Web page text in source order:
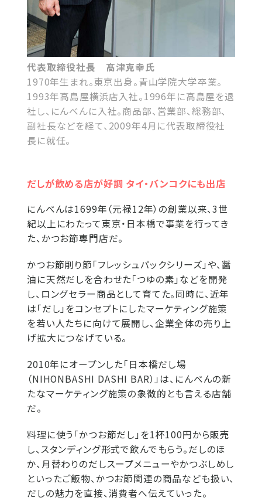
代表取締役社長 髙津克幸氏
1970年生まれ。東京出身。青山学院大学卒業。
1993年高島屋横浜店入社。1996年に高島屋を退
社し、にんべんに入社。商品部、営業部、総務部、
副社長などを経て、2009年4月に代表取締役社
長に就任。
だしが飲める店が好調 タイ・バンコクにも出店
にんべんは1699年（元禄12年）の創業以来、3世
紀以上にわたって東京・日本橋で事業を行ってき
た、かつお節専門店だ。
かつお節削り節「フレッシュパックシリーズ」や、醤
油に天然だしを合わせた「つゆの素」などを開発
し、ロングセラー商品として育てた。同時に、近年
は「だし」をコンセプトにしたマーケティング施策
を若い人たちに向けて展開し、企業全体の売り上
げ拡大につなげている。
2010年にオープンした「日本橋だし場
（NIHONBASHI DASHI BAR）」は、にんべんの新
たなマーケティング施策の象徴的とも言える店舗
だ。
料理に使う「かつお節だし」を1杯100円から販売
し、スタンディング形式で飲んでもらう。だしのほ
か、月替わりのだしスープメニューやかつぶしめし
といったご飯物、かつお節関連の商品なども扱い、
だしの魅力を直接、消費者へ伝えていった。